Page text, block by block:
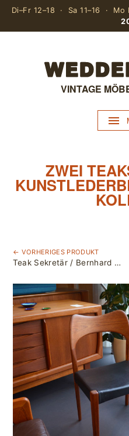
Di–Fr 12–18 · Sa 11–16 ·
VINTAGE
ZWEI
← VORHERIGES PRODUKT
Teak Sekretär / Bernhard Pedersen & Søn, Denmark